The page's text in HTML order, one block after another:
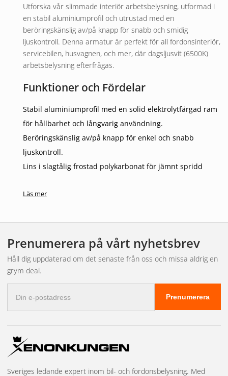
Utforska vår slimmade interiör arbetsbelysning, utformad i
en stabil aluminiumprofil och utrustad med en
beröringskänslig av/på knapp för snabb och smidig
ljuskontroll. Denna armatur är perfekt för all fordonsinteriör,
servicebilen, husvagnen, och mer, där dagsljusvit (6500K)
arbetsbelysning efterfrågas.
Funktioner och Fördelar
Stabil aluminiumprofil med en solid elektrolytfärgad ram
för hållbarhet och långvarig användning.
Beröringskänslig av/på knapp för enkel och snabb
ljuskontroll.
Lins i slagtålig frostad polykarbonat för jämnt spridd
Stöt- och vibrationstålig konstruktion, fullt dränkbar och
kortslutningsskydd.
Vår armatur är en högkvalitativ lösning för alla som söker
effektiv och pålitlig belysning. Dess robusta konstruktion och
avancerade funktioner gör den till ett idealiskt val för ett
Läs mer
Prenumerera på vårt nyhetsbrev
Håll dig uppdaterad om det senaste från oss och missa aldrig en
grym deal.
postadress
Prenumerera
Sveriges ledande expert inom bil- och fordonsbelysning. Med